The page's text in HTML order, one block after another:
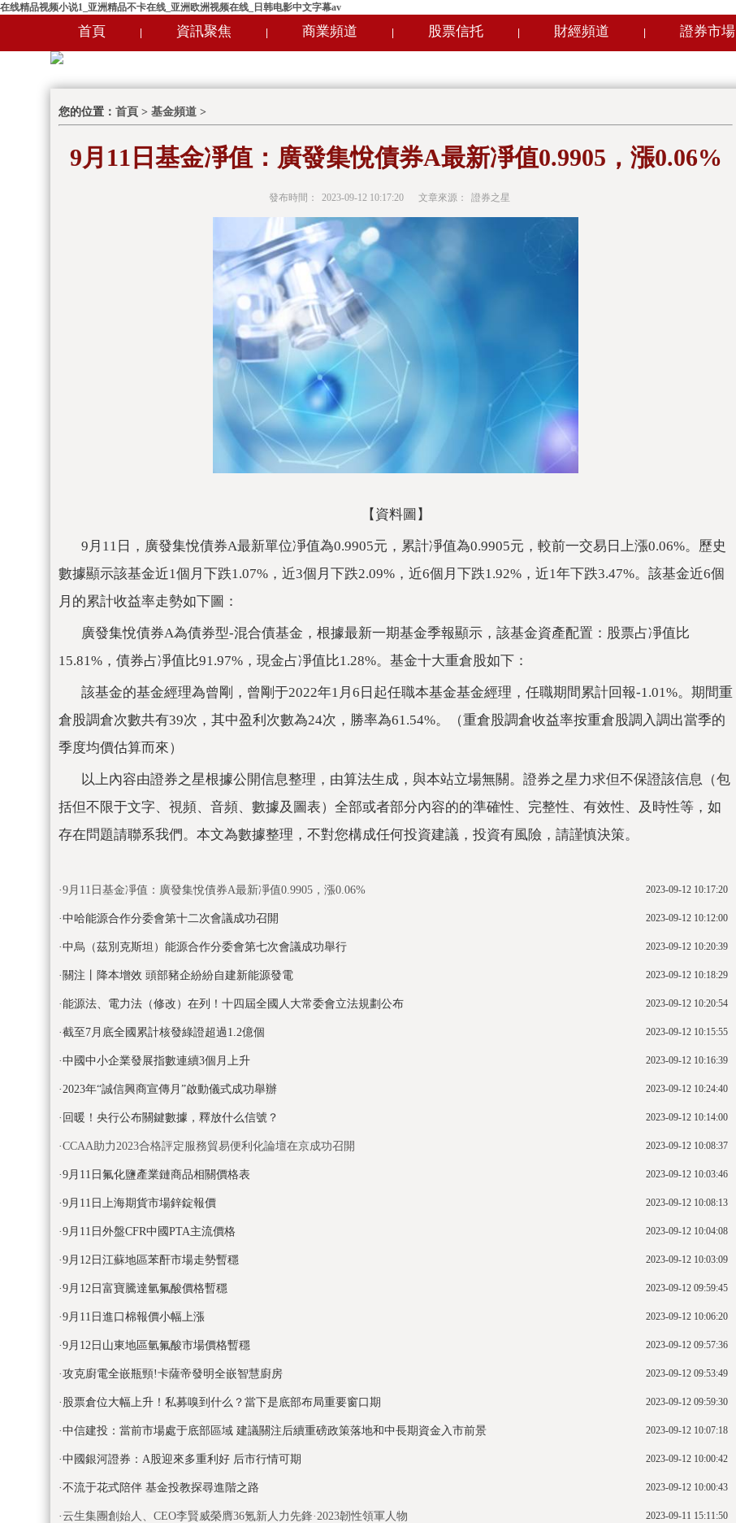
在线精品视频小说1_亚洲精品不卡在线_亚洲欧洲视频在线_日韩电影中文字幕av
首頁 資訊聚焦 商業頻道 股票信托 財經頻道 證券市場
您的位置： 首頁 > 基金頻道 >
9月11日基金凈值：廣發集悅債券A最新凈值0.9905，漲0.06%
發布時間： 2023-09-12 10:17:20 文章來源： 證券之星
【資料圖】
9月11日，廣發集悅債券A最新單位凈值為0.9905元，累計凈值為0.9905元，較前一交易日上漲0.06%。歷史
數據顯示該基金近1個月下跌1.07%，近3個月下跌2.09%，近6個月下跌1.92%，近1年下跌3.47%。該基金近6個
月的累計收益率走勢如下圖：
廣發集悅債券A為債券型-混合債基金，根據最新一期基金季報顯示，該基金資產配置：股票占凈值比
15.81%，債券占凈值比91.97%，現金占凈值比1.28%。基金十大重倉股如下：
該基金的基金經理為曾剛，曾剛于2022年1月6日起任職本基金基金經理，任職期間累計回報-1.01%。期間重
倉股調倉次數共有39次，其中盈利次數為24次，勝率為61.54%。（重倉股調倉收益率按重倉股調入調出當季的
季度均價估算而來）
以上內容由證券之星根據公開信息整理，由算法生成，與本站立場無關。證券之星力求但不保證該信息（包
括但不限于文字、視頻、音頻、數據及圖表）全部或者部分內容的的準確性、完整性、有效性、及時性等，如
存在問題請聯系我們。本文為數據整理，不對您構成任何投資建議，投資有風險，請謹慎決策。
2023-09-12 10:17:20
·9月11日基金凈值：廣發集悅債券A最新凈值0.9905，漲0.06%
2023-09-12 10:12:00
·中哈能源合作分委會第十二次會議成功召開
2023-09-12 10:20:39
·中烏（茲別克斯坦）能源合作分委會第七次會議成功舉行
2023-09-12 10:18:29
· 關注丨降本增效 頭部豬企紛紛自建新能源發電
2023-09-12 10:20:54
·能源法、電力法（修改）在列！十四屆全國人大常委會立法規劃公布
2023-09-12 10:15:55
·截至7月底全國累計核發綠證超過1.2億個
2023-09-12 10:16:39
·中國中小企業發展指數連續3個月上升
2023-09-12 10:24:40
·2023年“誠信興商宣傳月”啟動儀式成功舉辦
2023-09-12 10:14:00
· 回暖！央行公布關鍵數據，釋放什么信號？
2023-09-12 10:08:37
·CCAA助力2023合格評定服務貿易便利化論壇在京成功召開
2023-09-12 10:03:46
·9月11日氟化鹽產業鏈商品相關價格表
2023-09-12 10:08:13
·9月11日上海期貨市場鋅錠報價
2023-09-12 10:04:08
·9月11日外盤CFR中國PTA主流價格
2023-09-12 10:03:09
·9月12日江蘇地區苯酐市場走勢暫穩
2023-09-12 09:59:45
·9月12日富寶騰達氫氟酸價格暫穩
2023-09-12 10:06:20
·9月11日進口棉報價小幅上漲
2023-09-12 09:57:36
·9月12日山東地區氫氟酸市場價格暫穩
2023-09-12 09:53:49
·攻克廚電全嵌瓶頸!卡薩帝發明全嵌智慧廚房
2023-09-12 09:59:30
· 股票倉位大幅上升！私募嗅到什么？當下是底部布局重要窗口期
2023-09-12 10:07:18
·中信建投：當前市場處于底部區域 建議關注后續重磅政策落地和中長期資金入市前景
2023-09-12 10:00:42
·中國銀河證券：A股迎來多重利好 后市行情可期
2023-09-12 10:00:43
·不流于花式陪伴 基金投教探尋進階之路
2023-09-11 15:11:50
·云生集團創始人、CEO李賢威榮膺36氪新人力先鋒·2023韌性領軍人物